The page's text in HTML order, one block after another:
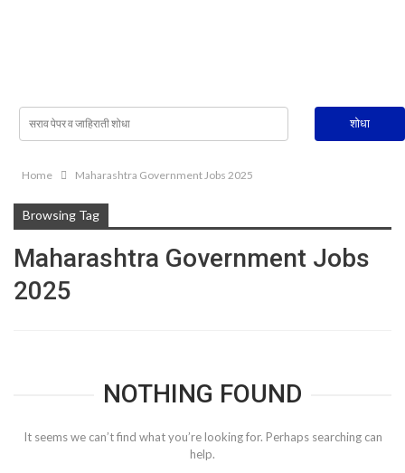
Home Maharashtra Government Jobs 2025
Browsing Tag
Maharashtra Government Jobs
2025
NOTHING FOUND
It seems we can’t find what you’re looking for. Perhaps searching can
help.